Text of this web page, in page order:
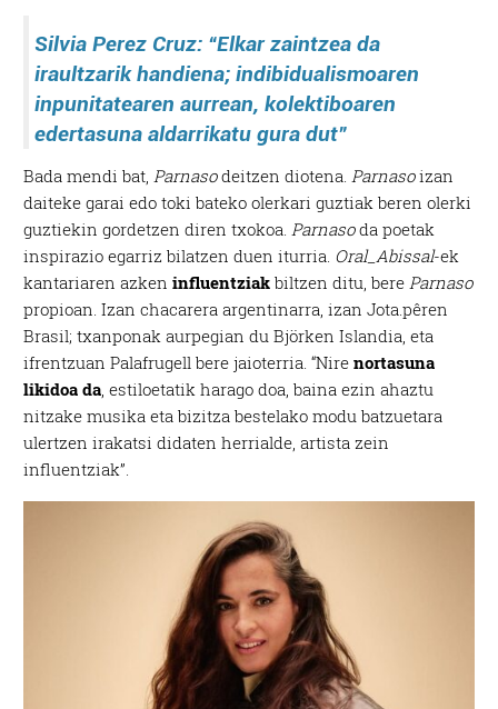
Silvia Perez Cruz: “Elkar zaintzea da
iraultzarik handiena; indibidualismoaren
inpunitatearen aurrean, kolektiboaren
edertasuna aldarrikatu gura dut”
Bada mendi bat,Parnasodeitzen diotena.Parnasoizan
daiteke garai edo toki bateko olerkari guztiak beren olerki
guztiekin gordetzen diren txokoa.Parnasoda poetak
inspirazio egarriz bilatzen duen iturria. Oral_Abissal-ek
kantariaren azkeninfluentziak biltzen ditu, bereParnaso
propioan. Izan chacarera argentinarra, izan Jota.pêren
Brasil; txanponak aurpegian du Björken Islandia, eta
ifrentzuan Palafrugell bere jaioterria. “Nirenortasuna
likidoa da, estiloetatik harago doa, baina ezin ahaztu
nitzake musika eta bizitza bestelako modu batzuetara
ulertzen irakatsi didaten herrialde, artista zein
influentziak”.